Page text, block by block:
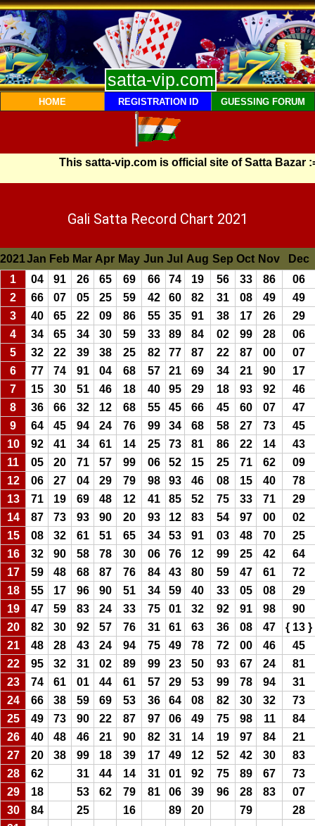
satta-vip.com
HOME REGISTRATION ID GUESSING FORUM
This satta-vip.com is official site of Satta Bazar :=
Gali Satta Record Chart 2021
2021Jan Feb Mar Apr May Jun Jul Aug Sep Oct Nov
Dec
1
04 91 26 65 69 66 74 19 56 33 86
06
2
66 07 05 25 59 42 60 82 31 08 49
49
3
40 65 22 09 86 55 35 91 38 17 26
29
4
34 65 34 30 59 33 89 84 02 99 28
06
5
32 22 39 38 25 82 77 87 22 87 00
07
6
77 74 91 04 68 57 21 69 34 21 90
17
7
15 30 51 46 18 40 95 29 18 93 92
46
8
36 66 32 12 68 55 45 66 45 60 07
47
9
64 45 94 24 76 99 34 68 58 27 73
45
10
92 41 34 61 14 25 73 81 86 22 14
43
11
05 20 71 57 99 06 52 15 25 71 62
09
12
06 27 04 29 79 98 93 46 08 15 40
78
13
71 19 69 48 12 41 85 52 75 33 71
29
14
87 73 93 90 20 93 12 83 54 97 00
02
15
08 32 61 51 65 34 53 91 03 48 70
25
16
32 90 58 78 30 06 76 12 99 25 42
64
17
59 48 68 87 76 84 43 80 59 47 61
72
18
55 17 96 90 51 34 59 40 33 05 08
29
19
47 59 83 24 33 75 01 32 92 91 98
90
20
82 30 92 57 76 31 61 63 36 08 47
{ 13 }
21
48 28 43 24 94 75 49 78 72 00 46
45
22
95 32 31 02 89 99 23 50 93 67 24
81
23
74 61 01 44 61 57 29 53 99 78 94
31
24
66 38 59 69 53 36 64 08 82 30 32
73
25
49 73 90 22 87 97 06 49 75 98 11
84
26
40 48 46 21 90 82 31 14 19 97 84
21
27
20 38 99 18 39 17 49 12 52 42 30
83
28
62 31 44 14 31 01 92 75 89 67
73
29
18 53 62 79 81 06 39 96 28 83
07
30
84 25 16 89 20 79
28